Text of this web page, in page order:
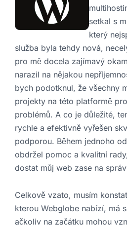
setkal s
který
služba byla tehdy nová,
pro mě docela zajímavý
narazil na nějakou
bych podotknul, že všechny
projekty na této platformě
problémů. A co je důležité,
rychle a efektivně vyřešen
podporou. Během jednoho
obdržel pomoc a kvalitní
dostat můj web zase na
Celkově vzato, musím
kterou Webglobe nabízí, má
ačkoliv na začátku mohou